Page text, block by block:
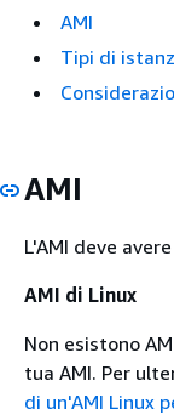
AMI
Tipi di
AMI
L'AMI deve
AMI di Linux
Non esistono
tua AMI. Per
di un'AMI Linux